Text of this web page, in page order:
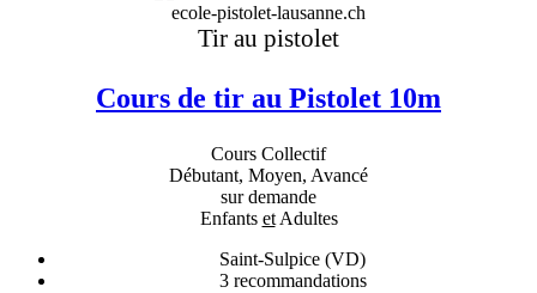
ecole-pistolet-lausanne.ch
Tir au pistolet
Cours de tir au Pistolet 10m
Cours Collectif
Débutant, Moyen, Avancé
sur demande
Enfants etAdultes
Saint-Sulpice (VD)
3recommandations